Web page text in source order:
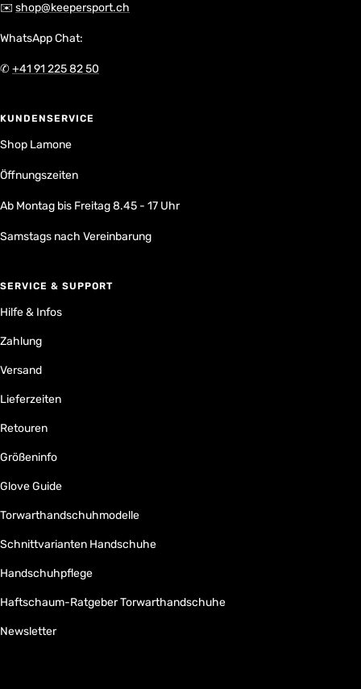
✉️ shop@keepersport.ch
WhatsApp Chat:
✆+41 91 225 82 50
KUNDENSERVICE
Shop Lamone
Öffnungszeiten
Ab Montag bis Freitag 8.45 - 17 Uhr
Samstags nach Vereinbarung
SERVICE & SUPPORT
Hilfe & Infos
Zahlung
Versand
Lieferzeiten
Retouren
Größeninfo
Glove Guide
Torwarthandschuhmodelle
Schnittvarianten Handschuhe
Handschuhpflege
Haftschaum-Ratgeber Torwarthandschuhe
Newsletter